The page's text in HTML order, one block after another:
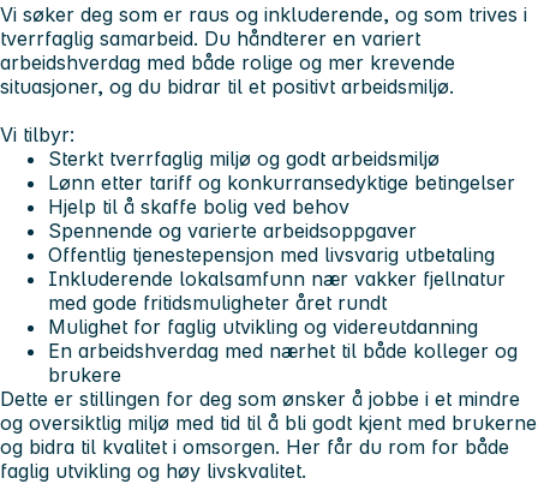
Vi søker deg som er raus og inkluderende, og som trives i
tverrfaglig samarbeid. Du håndterer en variert
arbeidshverdag med både rolige og mer krevende
situasjoner, og du bidrar til et positivt arbeidsmiljø.
Vi tilbyr:
Sterkt tverrfaglig miljø og godt arbeidsmiljø
Lønn etter tariff og konkurransedyktige betingelser
Hjelp til å skaffe bolig ved behov
Spennende og varierte arbeidsoppgaver
Offentlig tjenestepensjon med livsvarig utbetaling
Inkluderende lokalsamfunn nær vakker fjellnatur
med gode fritidsmuligheter året rundt
Mulighet for faglig utvikling og videreutdanning
En arbeidshverdag med nærhet til både kolleger og
brukere
Dette er stillingen for deg som ønsker å jobbe i et mindre
og oversiktlig miljø med tid til å bli godt kjent med brukerne
og bidra til kvalitet i omsorgen. Her får du rom for både
faglig utvikling og høy livskvalitet.